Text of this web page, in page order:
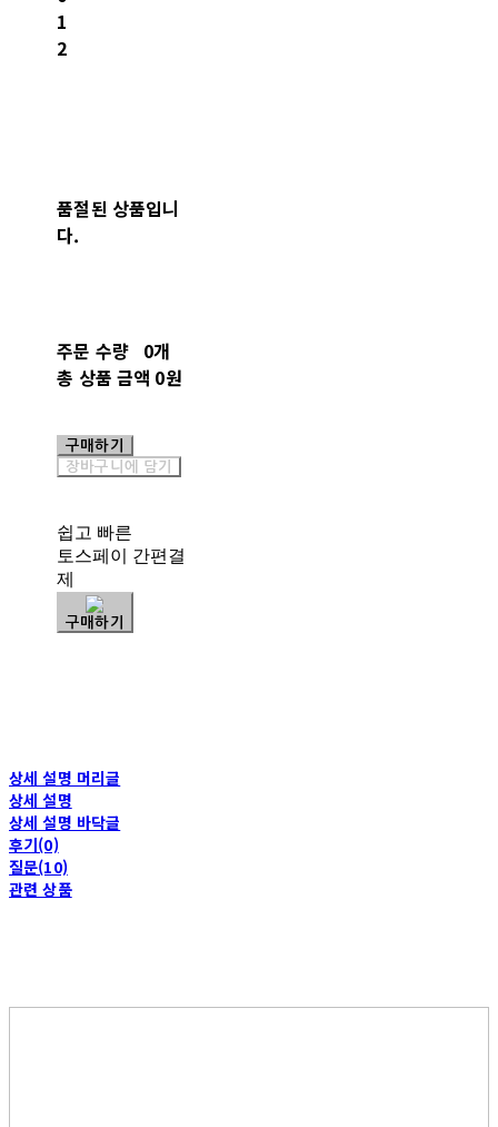
1
2
품절된 상품입니
다.
주문 수량 0개
총 상품 금액 0원
구매하기
장바구니에 담기
쉽고 빠른
토스페이 간편결
제
구매하기
상세 설명 머리글
상세 설명
상세 설명 바닥글
후기(0)
질문(10)
관련 상품